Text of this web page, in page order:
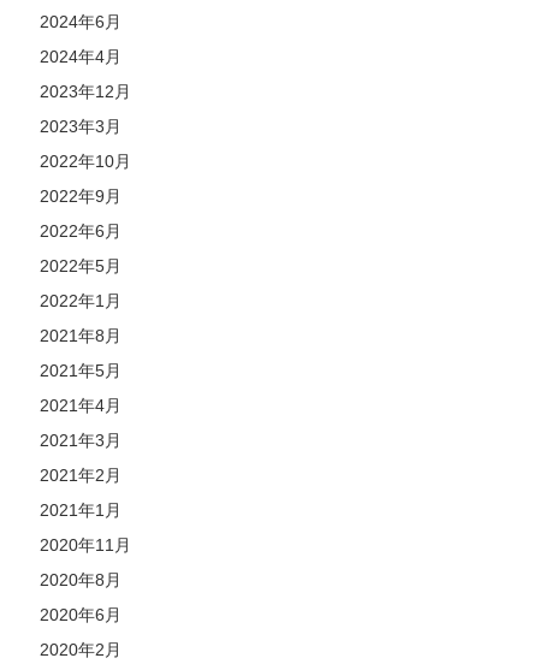
2024年6月
2024年4月
2023年12月
2023年3月
2022年10月
2022年9月
2022年6月
2022年5月
2022年1月
2021年8月
2021年5月
2021年4月
2021年3月
2021年2月
2021年1月
2020年11月
2020年8月
2020年6月
2020年2月